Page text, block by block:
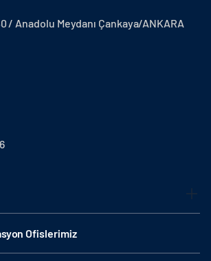
/ Anadolu Meydanı Çankaya/ANKARA
Ofislerimiz